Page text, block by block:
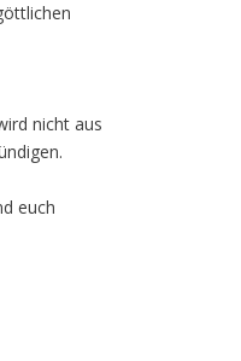
nicht aus
euch